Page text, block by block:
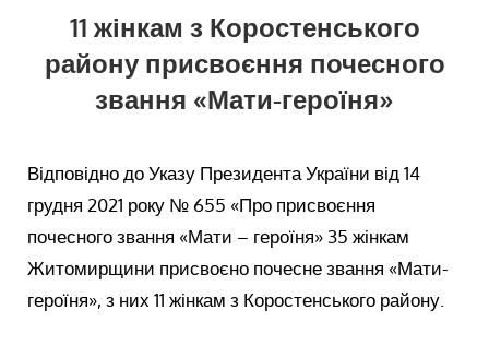
11 жінкам з Коростенського
району присвоєння почесного
звання «Мати-героїня»
Відповідно до Указу Президента України від 14
грудня 2021 року № 655 «Про присвоєння
почесного звання «Мати – героїня» 35 жінкам
Житомирщини присвоєно почесне звання «Мати-
героїня», з них 11 жінкам з Коростенського району.